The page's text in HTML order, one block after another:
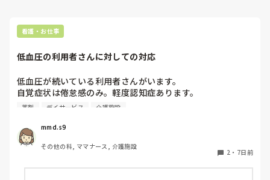
看護・お仕事
低血圧の利用者さんに対しての対応
低血圧が続いている利用者さんがいます。
自覚症状は倦怠感のみ。軽度認知症あります。
元々降圧剤3剤服用しており、デイでは受診までは低血圧な
す。ただ1日低いときも少なくありません。
ようやく受診し薬剤調整したかなと思えば、2剤のみ降圧剤
の内容が変更になっただけで、3剤服用のままです。やはり
こんな利用者さんに対して何か他のアプローチがあれば
薬剤 デイサービス 介護施設
mmd.s9
その他の科, ママナース, 介護施設
2 ・ 7日前